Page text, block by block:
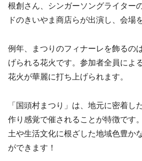
根創さん、シンガーソングライター
ドのきいやま商店らが出演し、会場
例年、まつりのフィナーレを飾るの
げられる花火です。参加者全員によ
花火が華麗に打ち上げられます。
「国頭村まつり」は、地元に密着し
作り感覚で催されることが特徴です
土や生活文化に根ざした地域色豊か
ができます！